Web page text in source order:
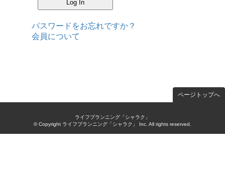
パスワードをお忘れですか？
会員について
ページトップへ
ライフプランニング「シャラク」
© Copyright ライフプランニング「シャラク」 Inc. All rights reserved.